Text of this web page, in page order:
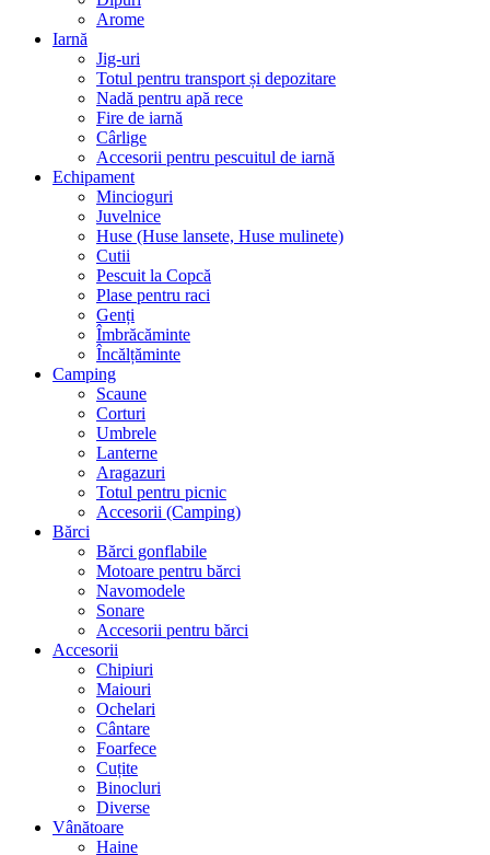
Arome
Iarnă
Jig-uri
Totul pentru transport și depozitare
Nadă pentru apă rece
Fire de iarnă
Cârlige
Accesorii pentru pescuitul de iarnă
Echipament
Mincioguri
Juvelnice
Huse (Huse lansete, Huse mulinete)
Cutii
Pescuit la Copcă
Plase pentru raci
Genți
Îmbrăcăminte
Încălțăminte
Camping
Scaune
Corturi
Umbrele
Lanterne
Aragazuri
Totul pentru picnic
Accesorii (Camping)
Bărci
Bărci gonflabile
Motoare pentru bărci
Navomodele
Sonare
Accesorii pentru bărci
Accesorii
Chipiuri
Maiouri
Ochelari
Cântare
Foarfece
Cuțite
Binocluri
Diverse
Vânătoare
Haine